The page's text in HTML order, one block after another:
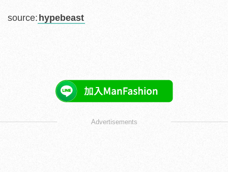
source: hypebeast
Advertisements